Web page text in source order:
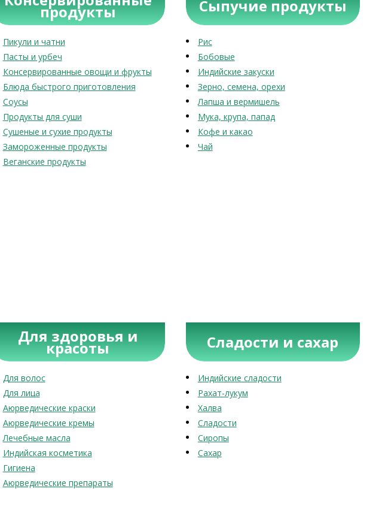
продукты
Пикули и чатни
Пасты и урбеч
Консервированные овощи и фрукты
Блюда быстрого приготовления
Соусы
Продукты для суши
Сушеные и сухие продукты
Замороженные продукты
Веганские продукты
Сыпучие продукты
Рис
Бобовые
Индийские закуски
Зерно, семена, орехи
Лапша и вермишель
Мука, крупа, папад
Кофе и какао
Чай
Для здоровья и
красоты
Для волос
Для лица
Аюрведические краски
Аюрведические кремы
Лечебные масла
Индийская косметика
Гигиена
Аюрведические препараты
Сладости и сахар
Индийские сладости
Рахат-лукум
Халва
Сладости
Сиропы
Сахар